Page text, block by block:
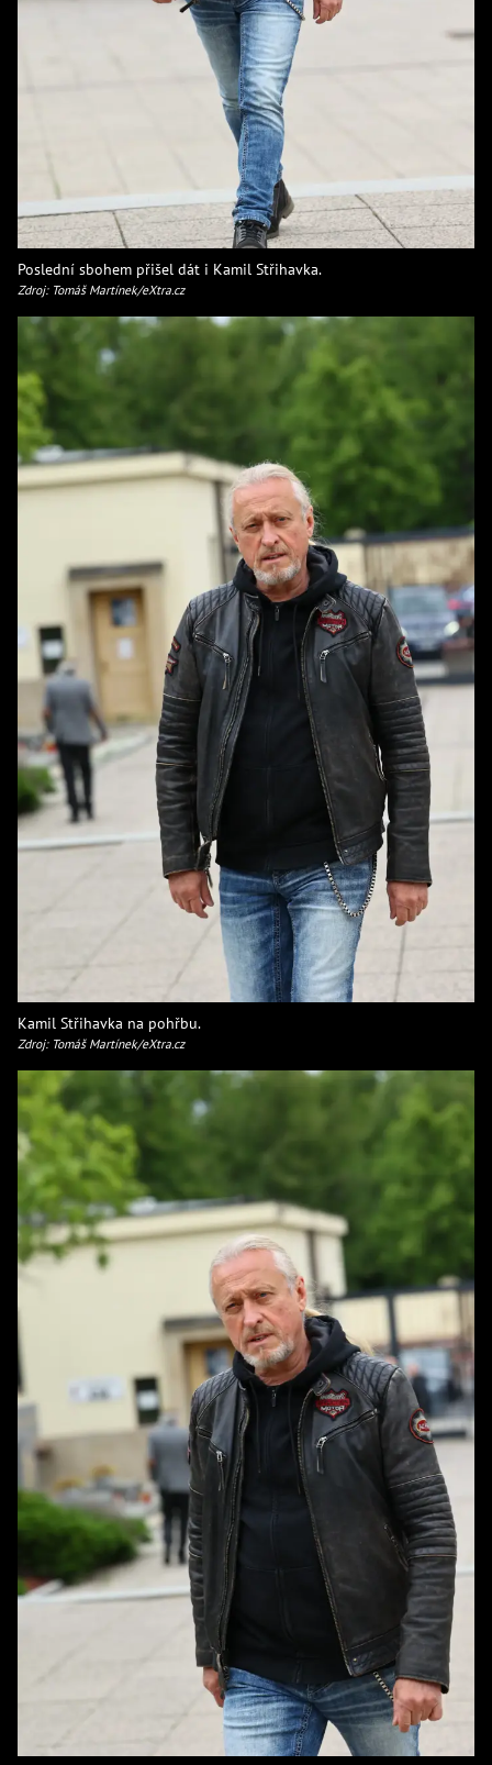
Poslední sbohem přišel dát i Kamil Střihavka.
Zdroj: Tomáš Martínek/eXtra.cz
Kamil Střihavka na pohřbu.
Zdroj: Tomáš Martínek/eXtra.cz